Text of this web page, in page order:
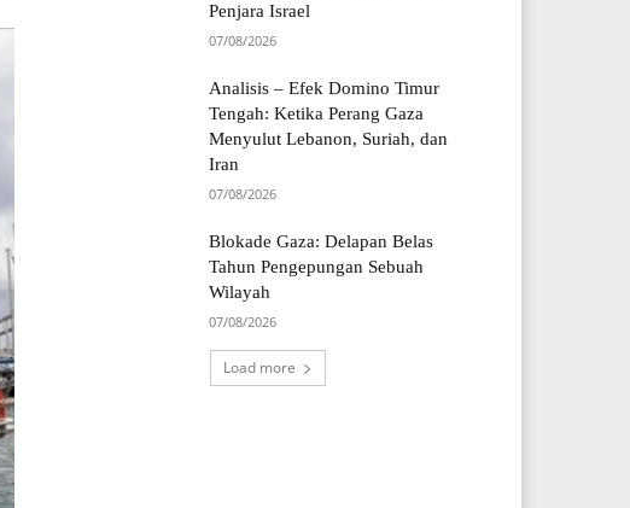
Penjara Israel
07/08/2026
Analisis – Efek Domino Timur
Tengah: Ketika Perang Gaza
Menyulut Lebanon, Suriah, dan
Iran
07/08/2026
Blokade Gaza: Delapan Belas
Tahun Pengepungan Sebuah
Wilayah
07/08/2026
Load more